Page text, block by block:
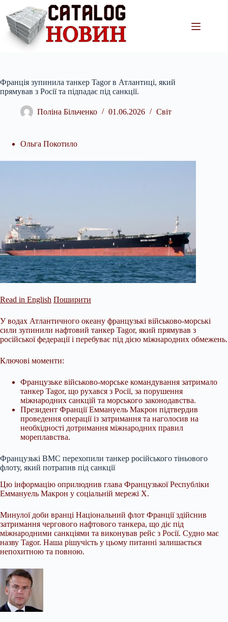
вмісту
Франція зупинила танкер Tagor в Атлантиці, який
прямував з Росії та підпадає під санкції.
Поліна Більченко 01.06.2026 Світ
Ольга Покотило
Read in English Поширити
У водах Атлантичного океану французькі військово-морські
сили зупинили нафтовий танкер Tagor, який прямував з
російської федерації і перебуває під дією міжнародних обмежень.
Ключові моменти:
Французьке військово-морське командування затримало
танкер Tagor, що рухався з Росії, за порушення
міжнародних санкцій та морського законодавства.
Президент Франції Еммануель Макрон підтвердив
проведення операції із затримання та наголосив на
необхідності дотримання міжнародних правил
мореплавства.
Французькі ВМС перехопили танкер російського тіньового
флоту, який потрапив під санкції
Цю інформацію оприлюднив глава Французької Республіки
Еммануель Макрон у соціальній мережі X.
Минулої доби вранці Національний флот Франції здійснив
затримання чергового нафтового танкера, що діє під
міжнародними санкціями та виконував рейс з Росії. Судно має
назву Tagor. Наша рішучість у цьому питанні залишається
непохитною та повною.